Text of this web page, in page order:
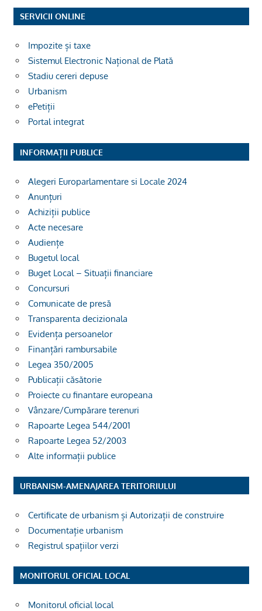
SERVICII ONLINE
Impozite și taxe
Sistemul Electronic Național de Plată
Stadiu cereri depuse
Urbanism
ePetiții
Portal integrat
INFORMAȚII PUBLICE
Alegeri Europarlamentare si Locale 2024
Anunțuri
Achiziții publice
Acte necesare
Audiențe
Bugetul local
Buget Local – Situații financiare
Concursuri
Comunicate de presă
Transparenta decizionala
Evidența persoanelor
Finanțări rambursabile
Legea 350/2005
Publicații căsătorie
Proiecte cu finantare europeana
Vânzare/Cumpărare terenuri
Rapoarte Legea 544/2001
Rapoarte Legea 52/2003
Alte informații publice
URBANISM-AMENAJAREA TERITORIULUI
Certificate de urbanism și Autorizații de construire
Documentație urbanism
Registrul spațiilor verzi
MONITORUL OFICIAL LOCAL
Monitorul oficial local